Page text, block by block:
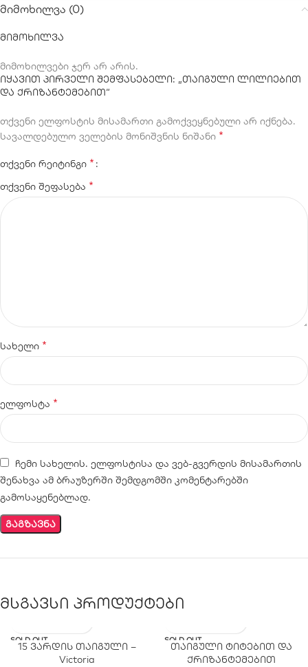
მიმოხილვა (0)
მიმოხილვა
მიმოხილვები ჯერ არ არის.
იყავით პირველი შემფასებელი: „თაიგული ლილიებით
და ქრიზანტემებით“
თქვენი ელფოსტის მისამართი გამოქვეყნებული არ იქნება.
სავალდებულო ველების მონიშვნის ნიშანი *
თქვენი რეიტინგი *
თქვენი შეფასება *
სახელი *
ელფოსტა *
ჩემი სახელის. ელფოსტისა და ვებ-გვერდის მისამართის
შენახვა ამ ბრაუზერში შემდგომში კომენტარებში
გამოსაყენებლად.
მსგავსი პროდუქტები
SOLD OUT
15 ვარდის თაიგული –
Victoria
SOLD OUT
თაიგული ტიტებით და
ქრიზანტემებით